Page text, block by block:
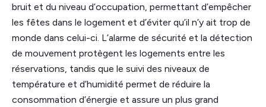
bruit et du niveau d’occupation, permettant d’empêcher
les fêtes dans le logement et d’éviter qu’il n’y ait trop de
monde dans celui-ci. L’alarme de sécurité et la détection
de mouvement protègent les logements entre les
réservations, tandis que le suivi des niveaux de
température et d’humidité permet de réduire la
consommation d’énergie et assure un plus grand